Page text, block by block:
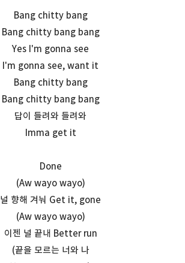
Bang chitty bang
Bang chitty bang bang
Yes I'm gonna see
I'm gonna see, want it
Bang chitty bang
Bang chitty bang bang
답이 들려와 들려와
Imma get it
Done
(Aw wayo wayo)
널 향해 겨눠 Get it, gone
(Aw wayo wayo)
이젠 널 끝내 Better run
(끝을 모르는 너와 나